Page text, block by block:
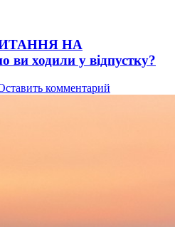
НА
ходили у відпустку?
комментарий